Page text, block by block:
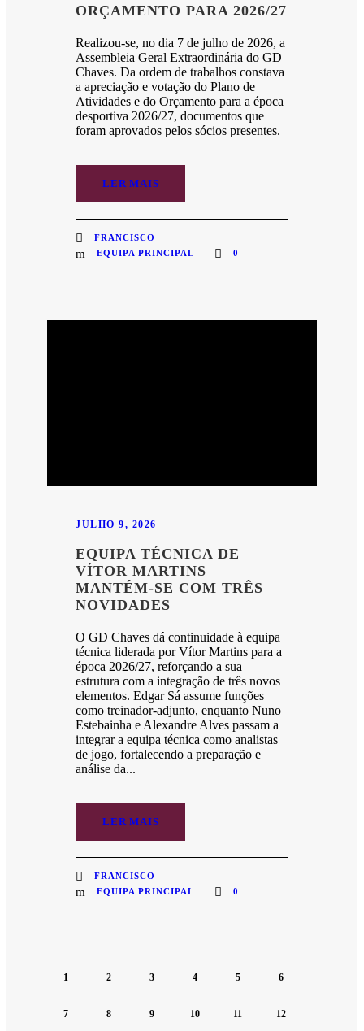
ORÇAMENTO PARA 2026/27
Realizou-se, no dia 7 de julho de 2026, a
Assembleia Geral Extraordinária do GD
Chaves. Da ordem de trabalhos constava
a apreciação e votação do Plano de
Atividades e do Orçamento para a época
desportiva 2026/27, documentos que
foram aprovados pelos sócios presentes.
LER MAIS
FRANCISCO
EQUIPA PRINCIPAL
0
JULHO 9, 2026
EQUIPA TÉCNICA DE
VÍTOR MARTINS
MANTÉM-SE COM TRÊS
NOVIDADES
O GD Chaves dá continuidade à equipa
técnica liderada por Vítor Martins para a
época 2026/27, reforçando a sua
estrutura com a integração de três novos
elementos. Edgar Sá assume funções
como treinador-adjunto, enquanto Nuno
Estebainha e Alexandre Alves passam a
integrar a equipa técnica como analistas
de jogo, fortalecendo a preparação e
análise da...
LER MAIS
FRANCISCO
EQUIPA PRINCIPAL
0
1 2 3 4 5 6
7 8 9 10 11 12